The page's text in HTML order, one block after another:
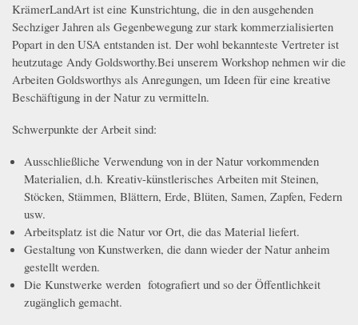
KrämerLandArt ist eine Kunstrichtung, die in den ausgehenden
Sechziger Jahren als Gegenbewegung zur stark kommerzialisierten
Popart in den USA entstanden ist. Der wohl bekannteste Vertreter ist
heutzutage Andy Goldsworthy.Bei unserem Workshop nehmen wir die
Arbeiten Goldsworthys als Anregungen, um Ideen für eine kreative
Beschäftigung in der Natur zu vermitteln.
Schwerpunkte der Arbeit sind:
Ausschließliche Verwendung von in der Natur vorkommenden
Materialien, d.h. Kreativ-künstlerisches Arbeiten mit Steinen,
Stöcken, Stämmen, Blättern, Erde, Blüten, Samen, Zapfen, Federn
usw.
Arbeitsplatz ist die Natur vor Ort, die das Material liefert.
Gestaltung von Kunstwerken, die dann wieder der Natur anheim
gestellt werden.
Die Kunstwerke werden fotografiert und so der Öffentlichkeit
zugänglich gemacht.